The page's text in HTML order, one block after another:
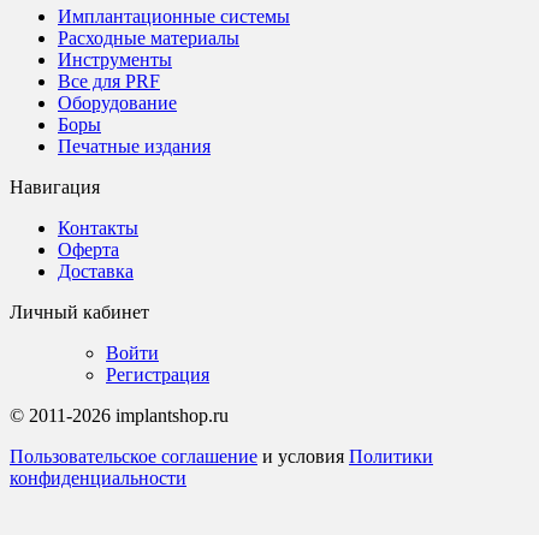
Имплантационные системы
Расходные материалы
Инструменты
Все для PRF
Оборудование
Боры
Печатные издания
Навигация
Контакты
Оферта
Доставка
Личный кабинет
Войти
Регистрация
© 2011-2026 implantshop.ru
Пользовательское соглашение и условия Политики
конфиденциальности